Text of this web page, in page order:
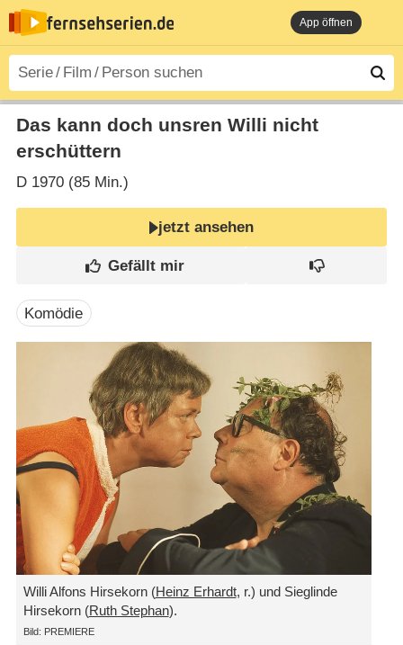
App öffnen
Das kann doch unsren Willi nicht
erschüttern
D1970 (85 Min.)
jetzt ansehen
Komödie
Willi Alfons Hirsekorn (Heinz Erhardt, r.) und Sieglinde
Hirsekorn (Ruth Stephan).
Bild: PREMIERE